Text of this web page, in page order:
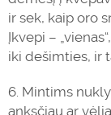
ir sek, kaip oro
Įkvepi –
iki dešimties, ir
6. Mintims
anksčiau ar